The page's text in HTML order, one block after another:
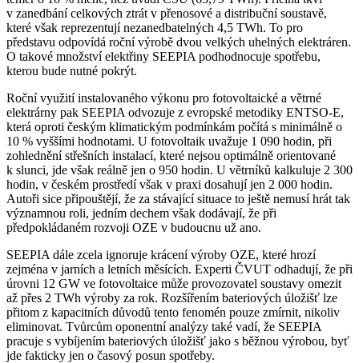
v zanedbání celkových ztrát v přenosové a distribuční soustavě,
které však reprezentují nezanedbatelných 4,5 TWh. To pro
představu odpovídá roční výrobě dvou velkých uhelných elektráren.
O takové množství elektřiny SEEPIA podhodnocuje spotřebu,
kterou bude nutné pokrýt.
Roční využití instalovaného výkonu pro fotovoltaické a větrné
elektrárny pak SEEPIA odvozuje z evropské metodiky ENTSO-E,
která oproti českým klimatickým podmínkám počítá s minimálně o
10 % vyššími hodnotami. U fotovoltaik uvažuje 1 090 hodin, při
zohlednění střešních instalací, které nejsou optimálně orientované
k slunci, jde však reálně jen o 950 hodin. U větrníků kalkuluje 2 300
hodin, v českém prostředí však v praxi dosahují jen 2 000 hodin.
Autoři sice připouštějí, že za stávající situace to ještě nemusí hrát tak
významnou roli, jedním dechem však dodávají, že při
předpokládaném rozvoji OZE v budoucnu už ano.
SEEPIA dále zcela ignoruje krácení výroby OZE, které hrozí
zejména v jarních a letních měsících. Experti ČVUT odhadují, že při
úrovni 12 GW ve fotovoltaice může provozovatel soustavy omezit
až přes 2 TWh výroby za rok. Rozšířením bateriových úložišť lze
přitom z kapacitních důvodů tento fenomén pouze zmírnit, nikoliv
eliminovat. Tvůrcům oponentní analýzy také vadí, že SEEPIA
pracuje s vybíjením bateriových úložišť jako s běžnou výrobou, byť
jde fakticky jen o časový posun spotřeby.